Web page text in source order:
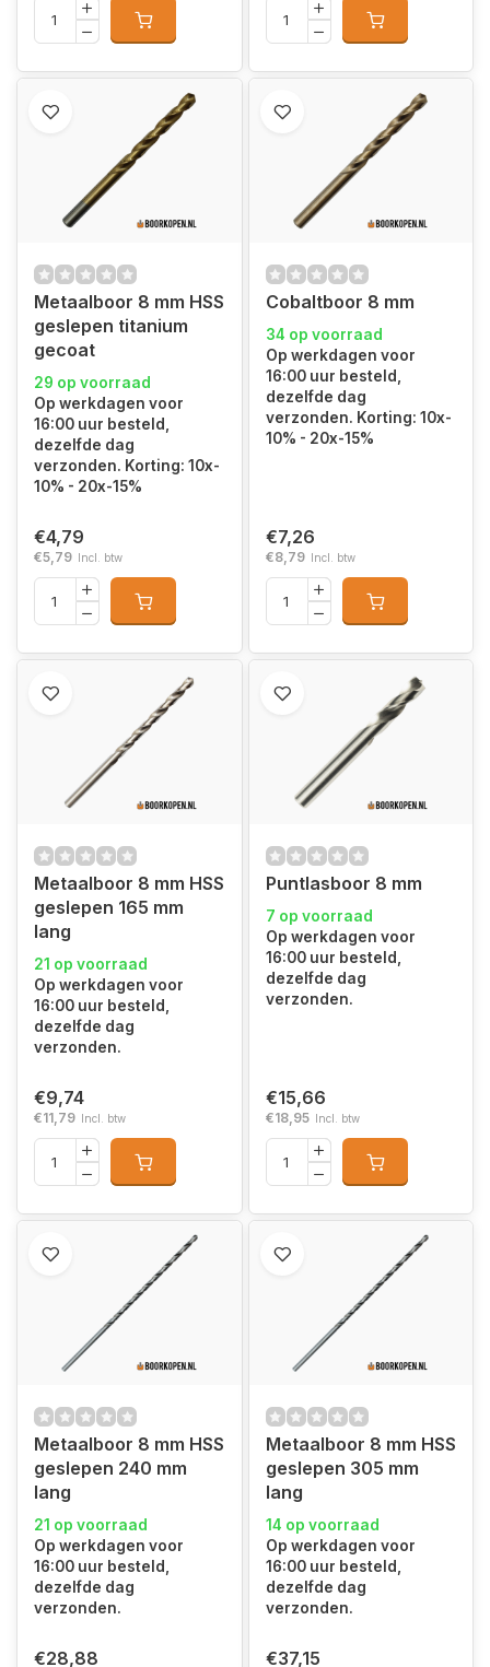
Metaalboor 8 mm HSS
geslepen titanium
gecoat
29 op voorraad
Op werkdagen voor
16:00 uur besteld,
dezelfde dag
verzonden. Korting: 10x-
10% - 20x-15%
€4,79
€5,79 Incl. btw
Cobaltboor 8 mm
34 op voorraad
Op werkdagen voor
16:00 uur besteld,
dezelfde dag
verzonden. Korting: 10x-
10% - 20x-15%
€7,26
€8,79 Incl. btw
Metaalboor 8 mm HSS
geslepen 165 mm
lang
21 op voorraad
Op werkdagen voor
16:00 uur besteld,
dezelfde dag
verzonden.
€9,74
€11,79 Incl. btw
Puntlasboor 8 mm
7 op voorraad
Op werkdagen voor
16:00 uur besteld,
dezelfde dag
verzonden.
€15,66
€18,95 Incl. btw
Metaalboor 8 mm HSS
geslepen 240 mm
lang
21 op voorraad
Op werkdagen voor
16:00 uur besteld,
dezelfde dag
verzonden.
€28,88
Metaalboor 8 mm HSS
geslepen 305 mm
lang
14 op voorraad
Op werkdagen voor
16:00 uur besteld,
dezelfde dag
verzonden.
€37,15